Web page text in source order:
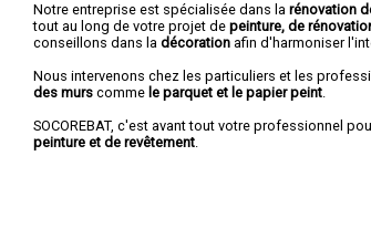
Notre entreprise est spécialisée dans la rénovation
tout au long de votre projet de peinture, de
conseillons dans la décoration afin d'harmoniser
Nous intervenons chez les particuliers et les
des murs comme le parquet et le papier peint.
SOCOREBAT, c'est avant tout votre professionnel
peinture et de revêtement.